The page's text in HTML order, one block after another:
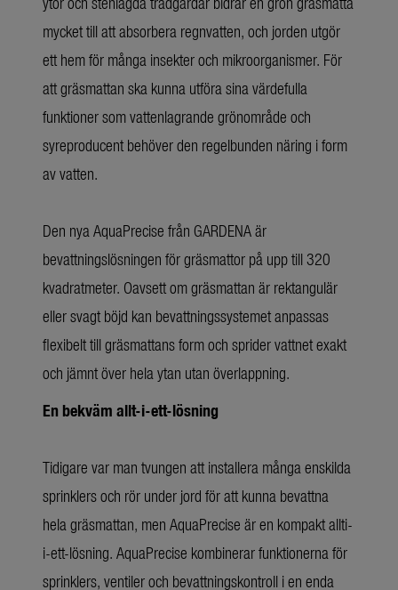
mycket till att absorbera regnvatten, och jorden utgör
ett hem för många insekter och mikroorganismer. För
att gräsmattan ska kunna utföra sina värdefulla
funktioner som vattenlagrande grönområde och
syreproducent behöver den regelbunden näring i form
av vatten.
Den nya AquaPrecise från GARDENA är
bevattningslösningen för gräsmattor på upp till 320
kvadratmeter. Oavsett om gräsmattan är rektangulär
eller svagt böjd kan bevattningssystemet anpassas
flexibelt till gräsmattans form och sprider vattnet exakt
och jämnt över hela ytan utan överlappning.
En bekväm allt-i-ett-lösning
Tidigare var man tvungen att installera många enskilda
sprinklers och rör under jord för att kunna bevattna
hela gräsmattan, men AquaPrecise är en kompakt allti-
i-ett-lösning. AquaPrecise kombinerar funktionerna för
sprinklers, ventiler och bevattningskontroll i en enda